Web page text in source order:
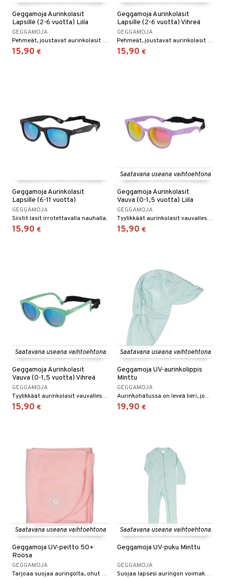
Geggamoja Aurinkolasit
Lapsille (2-6 vuotta) Liila
GEGGAMOJA
Pehmeät, joustavat aurinkolasit irrotettavalla joustonauhalla.
15,90 €
Geggamoja Aurinkolasit
Lapsille (2-6 vuotta) Vihreä
GEGGAMOJA
Pehmeät, joustavat aurinkolasit irrotettavalla joustonauhalla.
15,90 €
Geggamoja Aurinkolasit
Lapsille (6-11 vuotta)
GEGGAMOJA
Siistit lasit irrotettavalla nauhalla.
15,90 €
Saatavana useana vaihtoehtona
Geggamoja Aurinkolasit
Vauva (0-1,5 vuotta) Liila
GEGGAMOJA
Tyylikkäät aurinkolasit vauvallesi irrotettavalla joustolla.
15,90 €
Saatavana useana vaihtoehtona
Geggamoja Aurinkolasit
Vauva (0-1,5 vuotta) Vihreä
GEGGAMOJA
Tyylikkäät aurinkolasit vauvallesi irrotettavalla joustolla.
15,90 €
Saatavana useana vaihtoehtona
Geggamoja UV-aurinkolippis
Minttu
GEGGAMOJA
Aurinkohatussa on leveä lieri, joka suojaa silmiä ja kasvoja.
19,90 €
Saatavana useana vaihtoehtona
Geggamoja UV-peitto 50+
Roosa
GEGGAMOJA
Tarjoaa suojaa auringolta, ohut hengittävä kangas.
Saatavana useana vaihtoehtona
Geggamoja UV-puku Minttu
GEGGAMOJA
Suojaa lapsesi auringon voimakkailta säteiltä!
Minecraft
Ninjago
Speed Champions
Barn
Lehmä
Pitkätossu
Possu
Mario
& Pesonen
vaatteet
& Tarvikkeet
& helistimet